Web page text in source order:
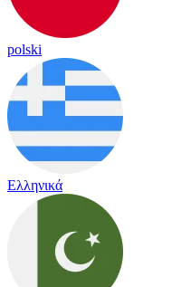
polski
Ελληνικά